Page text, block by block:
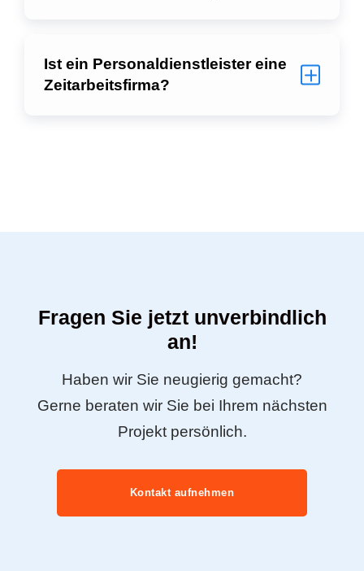
Ist ein Personaldienstleister eine
Zeitarbeitsfirma?
Fragen Sie jetzt unverbindlich
an!
Haben wir Sie neugierig gemacht?
Gerne beraten wir Sie bei Ihrem nächsten
Projekt persönlich.
Kontakt aufnehmen